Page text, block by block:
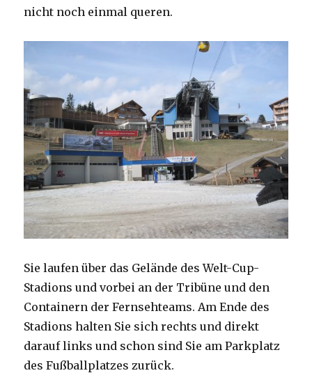
nicht noch einmal queren.
Sie laufen über das Gelände des Welt-Cup-
Stadions und vorbei an der Tribüne und den
Containern der Fernsehteams. Am Ende des
Stadions halten Sie sich rechts und direkt
darauf links und schon sind Sie am Parkplatz
des Fußballplatzes zurück.